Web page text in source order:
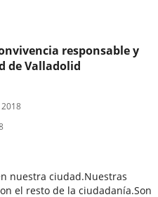
responsable y
de Valladolid
nuestra ciudad.Nuestras
el resto de la ciudadanía.Son